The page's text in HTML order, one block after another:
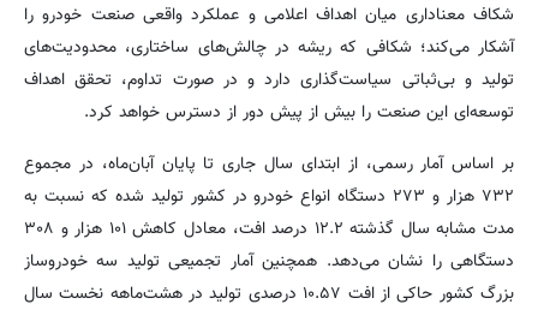
شکاف معناداری میان اهداف اعلامی و عملکرد واقعی صنعت خودرو را
آشکار می‌کند؛ شکافی که ریشه در چالش‌های ساختاری، محدودیت‌های
تولید و بی‌ثباتی سیاست‌گذاری دارد و در صورت تداوم، تحقق اهداف
توسعه‌ای این صنعت را بیش از پیش دور از دسترس خواهد کرد.
بر اساس آمار رسمی، از ابتدای سال جاری تا پایان آبان‌ماه، در مجموع
۷۳۲ هزار و ۲۷۳ دستگاه انواع خودرو در کشور تولید شده که نسبت به
مدت مشابه سال گذشته ۱۲.۲ درصد افت، معادل کاهش ۱۰۱ هزار و ۳۰۸
دستگاهی را نشان می‌دهد. همچنین آمار تجمیعی تولید سه خودروساز
بزرگ کشور حاکی از افت ۱۰.۵۷ درصدی تولید در هشت‌ماهه نخست سال